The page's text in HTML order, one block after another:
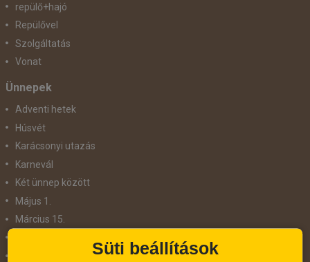
repülő+hajó
Repülővel
Szolgáltatás
Vonat
Ünnepek
Adventi hetek
Húsvét
Karácsonyi utazás
Karnevál
Két ünnep között
Május 1.
Március 15.
Süti beállítások